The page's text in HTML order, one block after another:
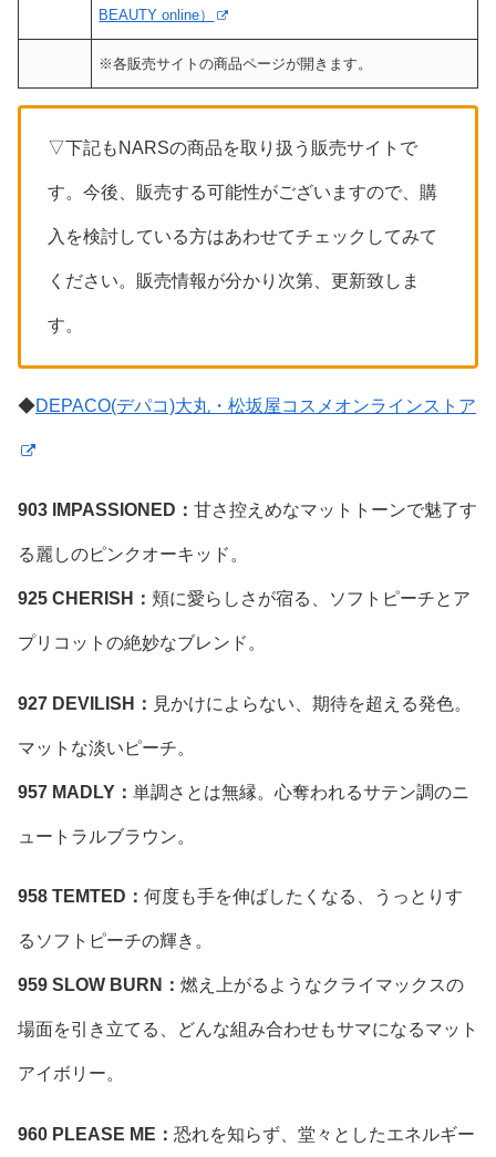
BEAUTY online）
※各販売サイトの商品ページが開きます。
▽下記もNARSの商品を取り扱う販売サイトで
す。今後、販売する可能性がございますので、購
入を検討している方はあわせてチェックしてみて
ください。販売情報が分かり次第、更新致しま
す。
◆DEPACO(デパコ)大丸・松坂屋コスメオンラインストア
903 IMPASSIONED： 甘さ控えめなマットトーンで魅了す
る麗しのピンクオーキッド。
925 CHERISH： 頬に愛らしさが宿る、ソフトピーチとア
プリコットの絶妙なブレンド。
927 DEVILISH： 見かけによらない、期待を超える発色。
マットな淡いピーチ。
957 MADLY： 単調さとは無縁。心奪われるサテン調のニ
ュートラルブラウン。
958 TEMTED： 何度も手を伸ばしたくなる、うっとりす
るソフトピーチの輝き。
959 SLOW BURN： 燃え上がるようなクライマックスの
場面を引き立てる、どんな組み合わせもサマになるマット
アイボリー。
960 PLEASE ME： 恐れを知らず、堂々としたエネルギー